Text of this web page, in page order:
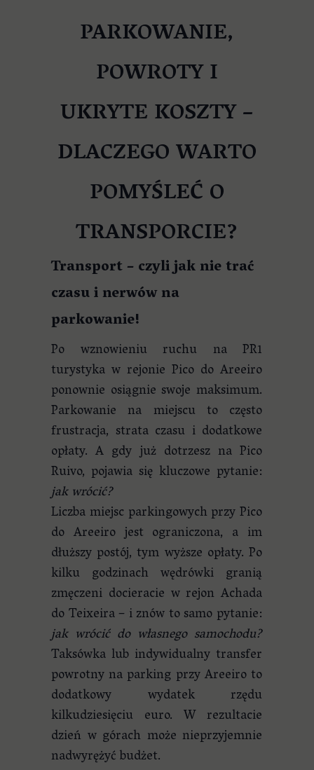
PARKOWANIE,
POWROTY I
UKRYTE KOSZTY –
DLACZEGO WARTO
POMYŚLEĆ O
TRANSPORCIE?
Transport – czyli jak nie trać
czasu i nerwów na
parkowanie!
Po wznowieniu ruchu na PR1
turystyka w rejonie Pico do Areeiro
ponownie osiągnie swoje maksimum.
Parkowanie na miejscu to często
frustracja, strata czasu i dodatkowe
opłaty. A gdy już dotrzesz na Pico
Ruivo, pojawia się kluczowe pytanie:
jak wrócić?
Liczba miejsc parkingowych przy Pico
do Areeiro jest ograniczona, a im
dłuższy postój, tym wyższe opłaty. Po
kilku godzinach wędrówki granią
zmęczeni docieracie w rejon Achada
do Teixeira – i znów to samo pytanie:
jak wrócić do własnego samochodu?
Taksówka lub indywidualny transfer
powrotny na parking przy Areeiro to
dodatkowy wydatek rzędu
kilkudziesięciu euro. W rezultacie
dzień w górach może nieprzyjemnie
nadwyrężyć budżet.